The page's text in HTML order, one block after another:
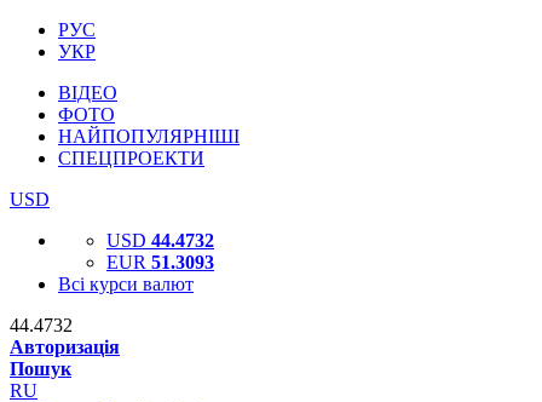
РУС
УКР
ВІДЕО
ФОТО
НАЙПОПУЛЯРНІШІ
СПЕЦПРОЕКТИ
USD
USD 44.4732
EUR 51.3093
Всі курси валют
44.4732
Авторизація
Пошук
RU